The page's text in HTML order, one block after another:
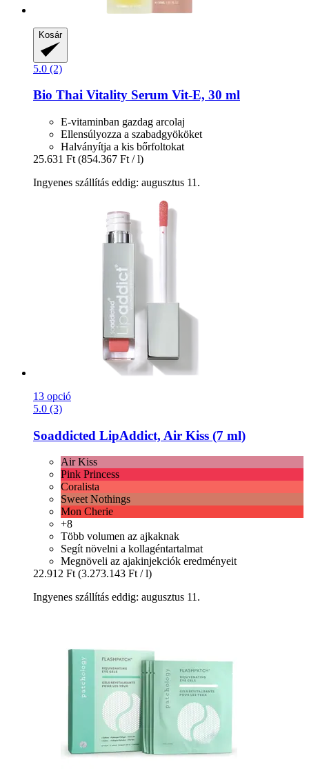
Kosár
5.0 (2)
Bio Thai Vitality Serum Vit-​E, 30 ml
E-vitaminban gazdag arcolaj
Ellensúlyozza a szabadgyököket
Halványítja a kis bőrfoltokat
25.631 Ft (854.367 Ft / l)
Ingyenes szállítás eddig: augusztus 11.
13 opció
5.0 (3)
Soaddicted LipAddict, Air Kiss (7 ml)
Air Kiss
Pink Princess
Coralista
Sweet Nothings
Mon Cherie
+8
Több volumen az ajkaknak
Segít növelni a kollagéntartalmat
Megnöveli az ajakinjekciók eredményeit
22.912 Ft (3.273.143 Ft / l)
Ingyenes szállítás eddig: augusztus 11.